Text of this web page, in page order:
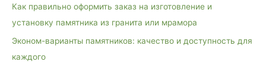
Как правильно оформить заказ на изготовление и
установку памятника из гранита или мрамора
Эконом-варианты памятников: качество и доступность для
каждого